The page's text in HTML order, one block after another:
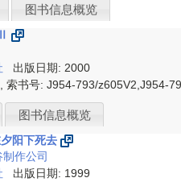
图书信息概览
出版日期: 2000
索书号:J954-793/z605V2,J954-
图书信息概览
阳下死去
作公司
出版日期: 1999